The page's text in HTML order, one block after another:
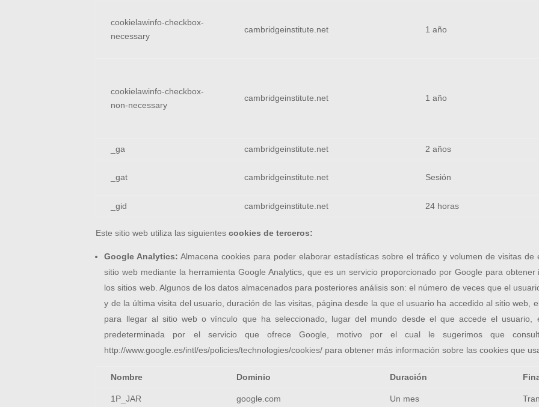
cookielawinfo-checkbox-
necessary
cambridgeinstitute.net 1 año
cookielawinfo-checkbox-
non-necessary
cambridgeinstitute.net 1 año
_ga cambridgeinstitute.net 2 años
_gat cambridgeinstitute.net Sesión
_gid cambridgeinstitute.net 24 horas
Este sitio web utiliza las siguientescookies de terceros:
Google Analytics: Almacena cookies para poder elaborar estadísticas sobre el tráfico y volumen de visitas
sitio web mediante la herramienta Google Analytics, que es un servicio proporcionado por Google para
los sitios web. Algunos de los datos almacenados para posteriores análisis son: el número de veces que el
y de la última visita del usuario, duración de las visitas, página desde la que el usuario ha accedido al sitio web,
para llegar al sitio web o vínculo que ha seleccionado, lugar del mundo desde el que accede el usuario,
predeterminada por el servicio que ofrece Google, motivo por el cual le sugerimos que
http://www.google.es/intl/es/policies/technologies/cookies/ para obtener más información sobre las cookies que
Nombre Dominio Duración
1P_JAR google.com Un mes